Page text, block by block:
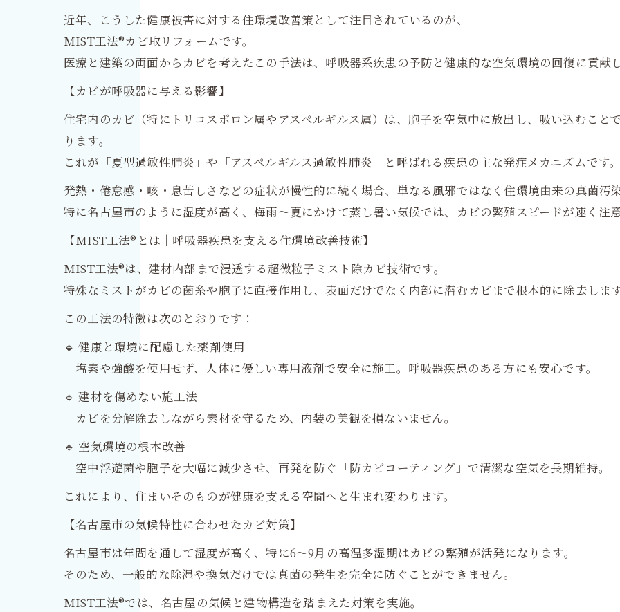
近年、こうした健康被害に対する住環境改善策として注目されているのが、
MIST工法®カビ取リフォームです。
医療と建築の両面からカビを考えたこの手法は、呼吸器系疾患の予防と健康的な空気環境の回復に貢献し
【カビが呼吸器に与える影響】
住宅内のカビ（特にトリコスポロン属やアスペルギルス属）は、胞子を空気中に放出し、吸い込むこと
ります。
これが「夏型過敏性肺炎」や「アスペルギルス過敏性肺炎」と呼ばれる疾患の主な発症メカニズムです。
発熱・倦怠感・咳・息苦しさなどの症状が慢性的に続く場合、単なる風邪ではなく住環境由来の真菌汚
特に名古屋市のように湿度が高く、梅雨〜夏にかけて蒸し暑い気候では、カビの繁殖スピードが速く注意
【MIST工法®とは｜呼吸器疾患を支える住環境改善技術】
MIST工法®は、建材内部まで浸透する超微粒子ミスト除カビ技術です。
特殊なミストがカビの菌糸や胞子に直接作用し、表面だけでなく内部に潜むカビまで根本的に除去します
この工法の特徴は次のとおりです：
🔹 健康と環境に配慮した薬剤使用
塩素や強酸を使用せず、人体に優しい専用液剤で安全に施工。呼吸器疾患のある方にも安心です。
🔹 建材を傷めない施工法
カビを分解除去しながら素材を守るため、内装の美観を損ないません。
🔹 空気環境の根本改善
空中浮遊菌や胞子を大幅に減少させ、再発を防ぐ「防カビコーティング」で清潔な空気を長期維持。
これにより、住まいそのものが健康を支える空間へと生まれ変わります。
【名古屋市の気候特性に合わせたカビ対策】
名古屋市は年間を通して湿度が高く、特に6〜9月の高温多湿期はカビの繁殖が活発になります。
そのため、一般的な除湿や換気だけでは真菌の発生を完全に防ぐことができません。
MIST工法®では、名古屋の気候と建物構造を踏まえた対策を実施。